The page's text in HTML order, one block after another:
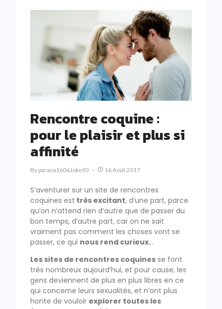
Rencontre coquine :
pour le plaisir et plus si
affinité
By Parana1606Joko93 16 Août 2017
S’aventurer sur un site de rencontres
coquines est très excitant, d’une part, parce
qu’on n’attend rien d’autre que de passer du
bon temps, d’autre part, car on ne sait
vraiment pas comment les choses vont se
passer, ce qui nous rend curieux. .
Les sites de rencontres coquines se font
très nombreux aujourd’hui, et pour cause, les
gens deviennent de plus en plus libres en ce
qui concerne leurs sexualités, et n’ont plus
honte de vouloir explorer toutes les